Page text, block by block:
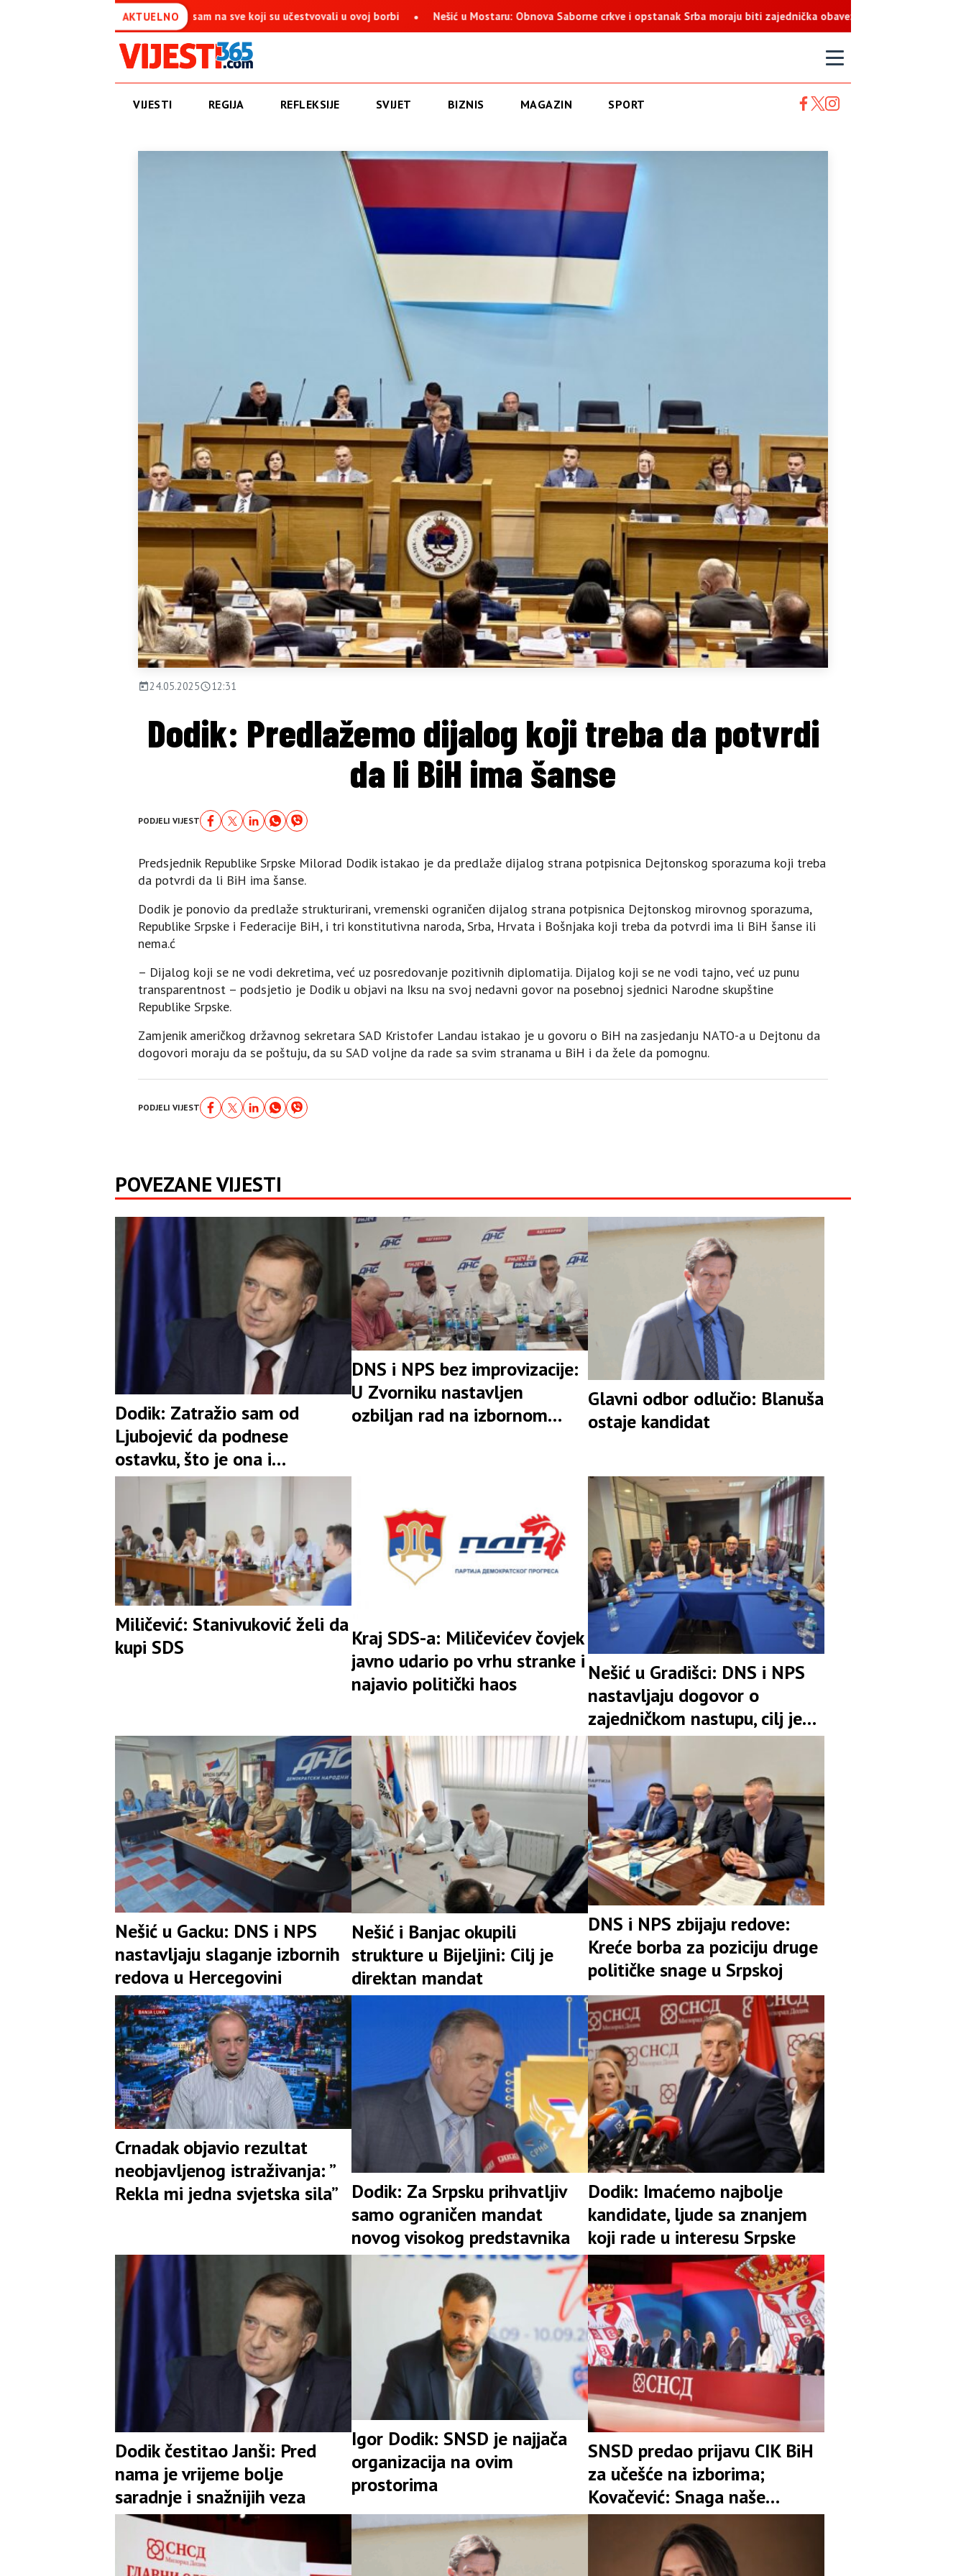
AKTUELNO
simbol pobjede – Ponosan sam na sve koji su učestvovali u ovoj borbi Nešić u Mostaru: Obnova Saborne crkve i opstanak Srba moraju biti zajednička obaveza
VIJESTI REGIJA REFLEKSIJE SVIJET BIZNIS MAGAZIN SPORT
24.05.2025 12:31
Dodik: Predlažemo dijalog koji treba da potvrdi
da li BiH ima šanse
PODJELI VIJEST
Predsjednik Republike Srpske Milorad Dodik istakao je da predlaže dijalog strana potpisnica Dejtonskog sporazuma koji treba
da potvrdi da li BiH ima šanse.
Dodik je ponovio da predlaže strukturirani, vremenski ograničen dijalog strana potpisnica Dejtonskog mirovnog sporazuma,
Republike Srpske i Federacije BiH, i tri konstitutivna naroda, Srba, Hrvata i Bošnjaka koji treba da potvrdi ima li BiH šanse ili
nema.ć
– Dijalog koji se ne vodi dekretima, već uz posredovanje pozitivnih diplomatija. Dijalog koji se ne vodi tajno, već uz punu
transparentnost – podsjetio je Dodik u objavi na Iksu na svoj nedavni govor na posebnoj sjednici Narodne skupštine
Republike Srpske.
Zamjenik američkog državnog sekretara SAD Kristofer Landau istakao je u govoru o BiH na zasjedanju NATO-a u Dejtonu da
dogovori moraju da se poštuju, da su SAD voljne da rade sa svim stranama u BiH i da žele da pomognu.
PODJELI VIJEST
POVEZANE VIJESTI
Dodik: Zatražio sam od
Ljubojević da podnese
ostavku, što je ona i
prihvatila
DNS i NPS bez improvizacije:
U Zvorniku nastavljen
ozbiljan rad na izbornom
Glavni odbor odlučio: Blanuša
ostaje kandidat
Miličević: Stanivuković želi da
kupi SDS
Kraj SDS-a: Miličevićev čovjek
javno udario po vrhu stranke i
najavio politički haos
Nešić u Gradišci: DNS i NPS
nastavljaju dogovor o
zajedničkom nastupu, cilj je
snažna pozicija u koaliciji
Nešić u Gacku: DNS i NPS
nastavljaju slaganje izbornih
redova u Hercegovini
Nešić i Banjac okupili
strukture u Bijeljini: Cilj je
direktan mandat
DNS i NPS zbijaju redove:
Kreće borba za poziciju druge
političke snage u Srpskoj
Crnadak objavio rezultat
neobjavljenog istraživanja: ”
Rekla mi jedna svjetska sila”
Dodik: Za Srpsku prihvatljiv
samo ograničen mandat
novog visokog predstavnika
Dodik: Imaćemo najbolje
kandidate, ljude sa znanjem
koji rade u interesu Srpske
Dodik čestitao Janši: Pred
nama je vrijeme bolje
saradnje i snažnijih veza
Igor Dodik: SNSD je najjača
organizacija na ovim
prostorima
SNSD predao prijavu CIK BiH
za učešće na izborima;
Kovačević: Snaga naše
stranke je garant stabilnosti